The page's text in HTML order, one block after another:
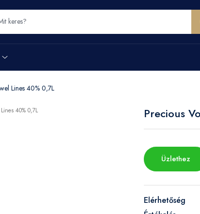
Lines 40% 0,7L
Precious
Üzlethez
Elérhetőség